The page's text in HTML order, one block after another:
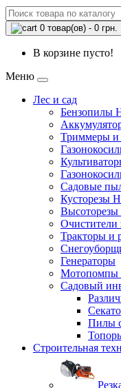
0 товар(ов) - 0 грн.
В корзине пусто!
Меню
Лес и сад
Бензопилы
Триммеры и
Садовые
Кусторезы
Высоторезы
Очистители
Тракторы и
Генераторы
Мотопомпы
Садовый
Пилы
Строительная